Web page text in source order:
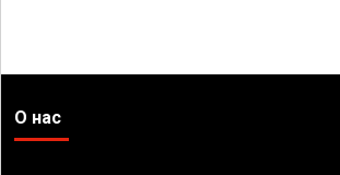
О нас